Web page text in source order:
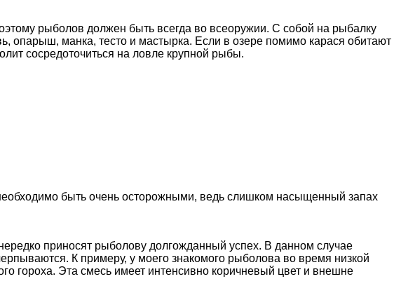
рыболов должен быть всегда во всеоружии. С собой на рыбалку
опарыш, манка, тесто и мастырка. Если в озере помимо карася обитают
сосредоточиться на ловле крупной рыбы.
быть очень осторожными, ведь слишком насыщенный запах
приносят рыболову долгожданный успех. В данном случае
К примеру, у моего знакомого рыболова во время низкой
гороха. Эта смесь имеет интенсивно коричневый цвет и внешне